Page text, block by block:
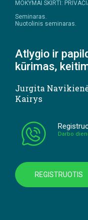
MOKYMAI SKIRTI:
Seminaras.
Nuotolinis seminaras.
Atlygio ir
kūrimas,
Jurgita
Kairys
Darbo
REGISTRUOTIS